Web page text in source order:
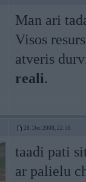
Man ari
Visos
atveris
reali.
28. Dec 2008, 22:38
taadi pati
ar palielu